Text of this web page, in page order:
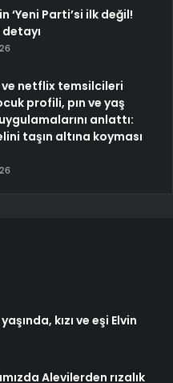
‘Yeni Parti’si ilk değil!
ve netflix temsilcileri
profili, pın ve yaş
uygulamalarını anlattı:
taşın altına koyması
kızı ve eşi Elvin
Alevilerden rızalık